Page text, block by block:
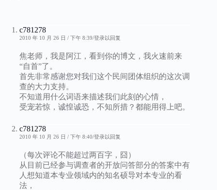
c781278
2010 年 10 月 26 日 / 下午 8:39 登录以回复
焦老师，我是阿江，看到你的博文，我火速前来
“自首”了。
首先非常感谢您对我们这个民间团体组织的这次调
查的大力支持。
不知道用什么词语来描述我们此刻的心情，
受宠若惊，诚惶诚恐，不知所措？都能用得上吧。
c781278
2010 年 10 月 26 日 / 下午 8:40 登录以回复
（每次评论不能超过两百字，囧）
从目前已经参与调查者的开放问答部分的答案中有
人想知道本专业领域内的知名硕导对本专业的看
法，